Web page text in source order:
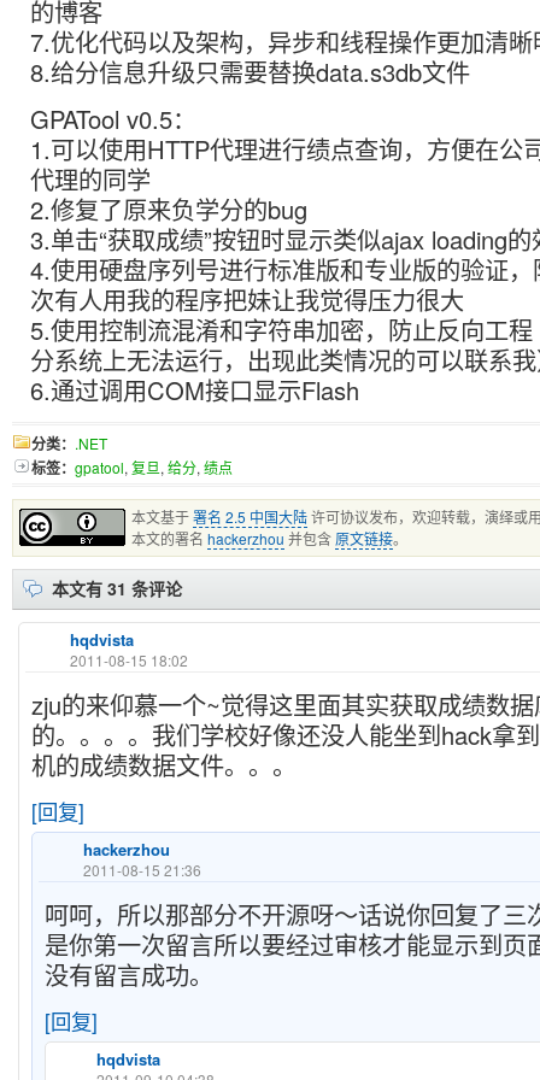
的博客
7.优化代码以及架构，异步和线程操作更加清晰
8.给分信息升级只需要替换data.s3db文件
GPATool v0.5：
1.可以使用HTTP代理进行绩点查询，方便在公
代理的同学
2.修复了原来负学分的bug
3.单击“获取成绩”按钮时显示类似ajax loading的
4.使用硬盘序列号进行标准版和专业版的验证
次有人用我的程序把妹让我觉得压力很大
5.使用控制流混淆和字符串加密，防止反向工
分系统上无法运行，出现此类情况的可以联系
6.通过调用COM接口显示Flash
分类： .NET
标签： gpatool, 复旦, 给分, 绩点
本文基于署名 2.5 中国大陆许可协议发布，欢迎转载，演绎或
本文的署名 hackerzhou 并包含 原文链接。
本文有 31 条评论
hqdvista
2011-08-15 18:02
zju的来仰慕一个~觉得这里面其实获取成绩数
的。。。。我们学校好像还没人能坐到hack拿
机的成绩数据文件。。。
[回复]
hackerzhou
2011-08-15 21:36
呵呵，所以那部分不开源呀～话说你回复了三
是你第一次留言所以要经过审核才能显示到页
没有留言成功。
[回复]
hqdvista